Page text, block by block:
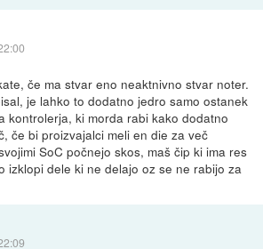
če ma stvar eno neaktnivno stvar noter.
je lahko to dodatno jedro samo ostanek
kontrolerja, ki morda rabi kako dodatno
če bi proizvajalci meli en die za več
SoC počnejo skos, maš čip ki ima res
izklopi dele ki ne delajo oz se ne rabijo za